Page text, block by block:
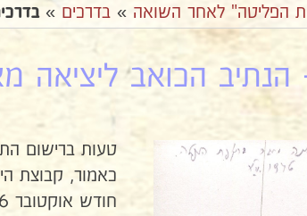
הפליטה" לאחר השואה » בדרכים »
הכואב ליציאה
טעות ברישום
כאמור, קבוצת